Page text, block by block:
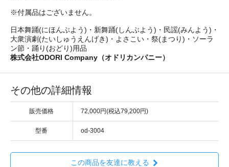
※付属品はございません。
日本舞踊(にほんぶよう)・新舞踊(しんぶよう)・民謡(みんよう)・
大衆演劇(たいしゅうえんげき)・よさこい・祭(まつり)・ソーラ
ン節・踊り(おどり)用品
株式会社ODORI Company（オドリカンパニー）
その他の詳細情報
販売価格 72,000円(税込79,200円)
型番 od-3004
この商品を友達に教える